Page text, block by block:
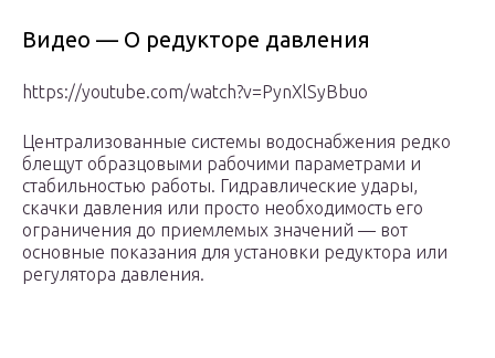
Видео — О редукторе давления
https://youtube.com/watch?v=PynXlSyBbuo
Централизованные системы водоснабжения редко
блещут образцовыми рабочими параметрами и
стабильностью работы. Гидравлические удары,
скачки давления или просто необходимость его
ограничения до приемлемых значений — вот
основные показания для установки редуктора или
регулятора давления.